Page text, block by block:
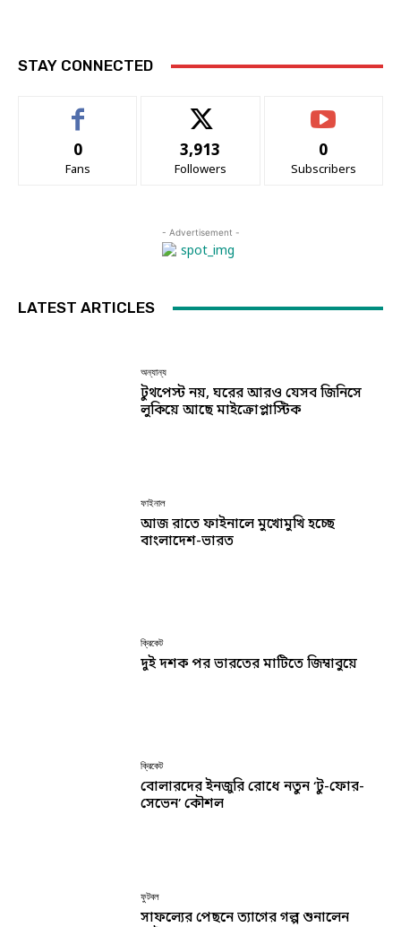
STAY CONNECTED
0
Fans
3,913
Followers
0
Subscribers
- Advertisement -
LATEST ARTICLES
অন্যান্য
টুথপেস্ট নয়, ঘরের আরও যেসব জিনিসে
লুকিয়ে আছে মাইক্রোপ্লাস্টিক
ফাইনাল
আজ রাতে ফাইনালে মুখোমুখি হচ্ছে
বাংলাদেশ-ভারত
ক্রিকেট
দুই দশক পর ভারতের মাটিতে জিম্বাবুয়ে
ক্রিকেট
বোলারদের ইনজুরি রোধে নতুন ‘টু-ফোর-
সেভেন’ কৌশল
ফুটবল
সাফল্যের পেছনে ত্যাগের গল্প শুনালেন